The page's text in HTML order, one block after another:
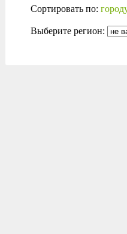
Сортировать по:
Выберите регион: